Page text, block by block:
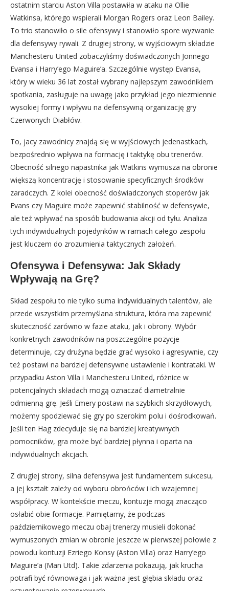
ostatnim starciu Aston Villa postawiła w ataku na Ollie
Watkinsa, którego wspierali Morgan Rogers oraz Leon Bailey.
To trio stanowiło o sile ofensywy i stanowiło spore wyzwanie
dla defensywy rywali. Z drugiej strony, w wyjściowym składzie
Manchesteru United zobaczyliśmy doświadczonych Jonnego
Evansa i Harry’ego Maguire’a. Szczególnie występ Evansa,
który w wieku 36 lat został wybrany najlepszym zawodnikiem
spotkania, zasługuje na uwagę jako przykład jego niezmiennie
wysokiej formy i wpływu na defensywną organizację gry
Czerwonych Diabłów.
To, jacy zawodnicy znajdą się w wyjściowych jedenastkach,
bezpośrednio wpływa na formację i taktykę obu trenerów.
Obecność silnego napastnika jak Watkins wymusza na obronie
większą koncentrację i stosowanie specyficznych środków
zaradczych. Z kolei obecność doświadczonych stoperów jak
Evans czy Maguire może zapewnić stabilność w defensywie,
ale też wpływać na sposób budowania akcji od tyłu. Analiza
tych indywidualnych pojedynków w ramach całego zespołu
jest kluczem do zrozumienia taktycznych założeń.
Ofensywa i Defensywa: Jak Składy
Wpływają na Grę?
Skład zespołu to nie tylko suma indywidualnych talentów, ale
przede wszystkim przemyślana struktura, która ma zapewnić
skuteczność zarówno w fazie ataku, jak i obrony. Wybór
konkretnych zawodników na poszczególne pozycje
determinuje, czy drużyna będzie grać wysoko i agresywnie, czy
też postawi na bardziej defensywne ustawienie i kontrataki. W
przypadku Aston Villa i Manchesteru United, różnice w
potencjalnych składach mogą oznaczać diametralnie
odmienną grę. Jeśli Emery postawi na szybkich skrzydłowych,
możemy spodziewać się gry po szerokim polu i dośrodkowań.
Jeśli ten Hag zdecyduje się na bardziej kreatywnych
pomocników, gra może być bardziej płynna i oparta na
indywidualnych akcjach.
Z drugiej strony, silna defensywa jest fundamentem sukcesu,
a jej kształt zależy od wyboru obrońców i ich wzajemnej
współpracy. W kontekście meczu, kontuzje mogą znacząco
osłabić obie formacje. Pamiętamy, że podczas
październikowego meczu obaj trenerzy musieli dokonać
wymuszonych zmian w obronie jeszcze w pierwszej połowie z
powodu kontuzji Ezriego Konsy (Aston Villa) oraz Harry’ego
Maguire’a (Man Utd). Takie zdarzenia pokazują, jak krucha
potrafi być równowaga i jak ważna jest głębia składu oraz